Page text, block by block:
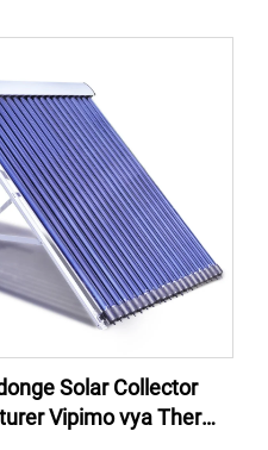
cha Jua cha Kiungo
cha Uzito 5KW
Solar Collector
Vipimo vya Thermo